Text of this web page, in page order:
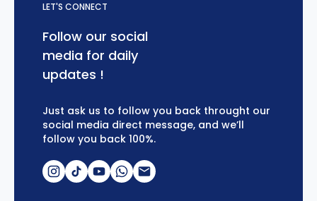
LET'S CONNECT
Follow our social
media for daily
updates !
Just ask us to follow you back throught our
social media direct message, and we’ll
follow you back 100%.